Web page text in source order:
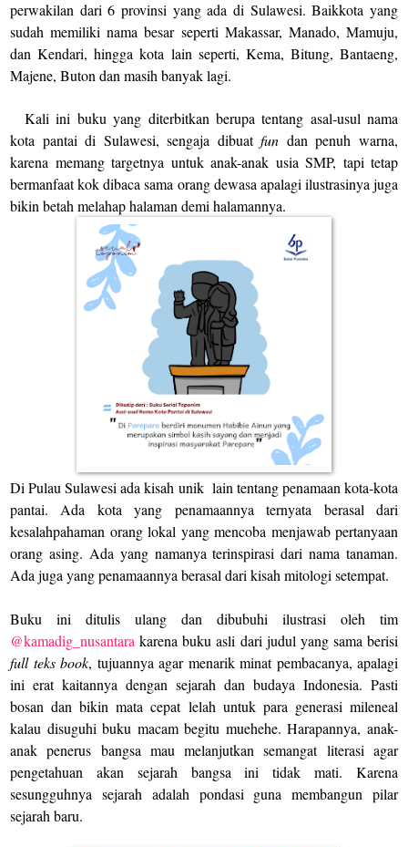
perwakilan dari 6 provinsi yang ada di Sulawesi. Baikkota yang
sudah memiliki nama besar seperti Makassar, Manado, Mamuju,
dan Kendari, hingga kota lain seperti, Kema, Bitung, Bantaeng,
Majene, Buton dan masih banyak lagi.
Kali ini buku yang diterbitkan berupa tentang asal-usul nama
kota pantai di Sulawesi, sengaja dibuatfun dan penuh warna,
karena memang targetnya untuk anak-anak usia SMP, tapi tetap
bermanfaat kok dibaca sama orang dewasa apalagi ilustrasinya juga
bikin betah melahap halaman demi halamannya.
Di Pulau Sulawesi ada kisah unik lain tentang penamaan kota-kota
pantai. Ada kota yang penamaannya ternyata berasal dari
kesalahpahaman orang lokal yang mencoba menjawab pertanyaan
orang asing. Ada yang namanya terinspirasi dari nama tanaman.
Ada juga yang penamaannya berasal dari kisah mitologi setempat.
Buku ini ditulis ulang dan dibubuhi ilustrasi oleh tim
@kamadig_nusantara karena buku asli dari judul yang sama berisi
full teks book, tujuannya agar menarik minat pembacanya, apalagi
ini erat kaitannya dengan sejarah dan budaya Indonesia. Pasti
bosan dan bikin mata cepat lelah untuk para generasi mileneal
kalau disuguhi buku macam begitu muehehe. Harapannya, anak-
anak penerus bangsa mau melanjutkan semangat literasi agar
pengetahuan akan sejarah bangsa ini tidak mati. Karena
sesungguhnya sejarah adalah pondasi guna membangun pilar
sejarah baru.